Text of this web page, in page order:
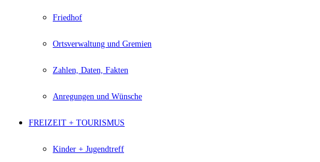
Friedhof
Ortsverwaltung und Gremien
Zahlen, Daten, Fakten
Anregungen und Wünsche
FREIZEIT + TOURISMUS
Kinder + Jugendtreff